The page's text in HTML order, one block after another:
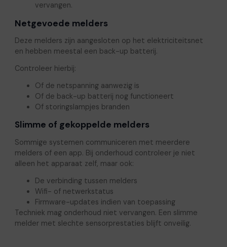
vervangen.
Netgevoede melders
Deze melders zijn aangesloten op het elektriciteitsnet
en hebben meestal een back-up batterij.
Controleer hierbij:
Of de netspanning aanwezig is
Of de back-up batterij nog functioneert
Of storingslampjes branden
Slimme of gekoppelde melders
Sommige systemen communiceren met meerdere
melders of een app. Bij onderhoud controleer je niet
alleen het apparaat zelf, maar ook:
De verbinding tussen melders
Wifi- of netwerkstatus
Firmware-updates indien van toepassing
Techniek mag onderhoud niet vervangen. Een slimme
melder met slechte sensorprestaties blijft onveilig.